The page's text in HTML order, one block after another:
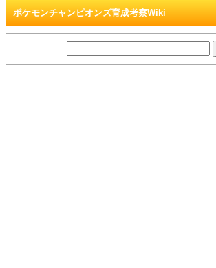
ポケモンチャンピオンズ育成考察Wiki